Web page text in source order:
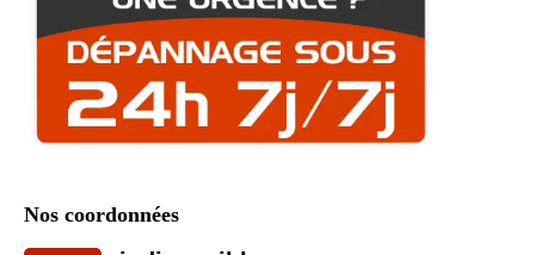
Nos coordonnées